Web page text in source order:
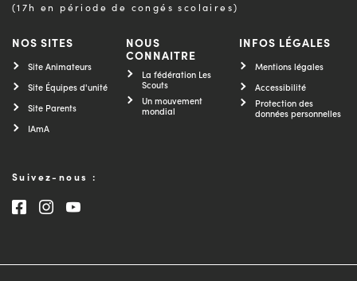
(17h en période de congés scolaires)
NOS SITES
Site Animateurs
Site Équipes d'unité
Site Parents
IAmA
NOUS
CONNAITRE
La fédération Les
Scouts
Un mouvement
mondial
INFOS LÉGALES
Mentions légales
Accessibilité
Protection des
données personnelles
Suivez-nous :
Consultez notre page Facebook
Consultez notre page Instagram
Consultez notre chaîne Youtube